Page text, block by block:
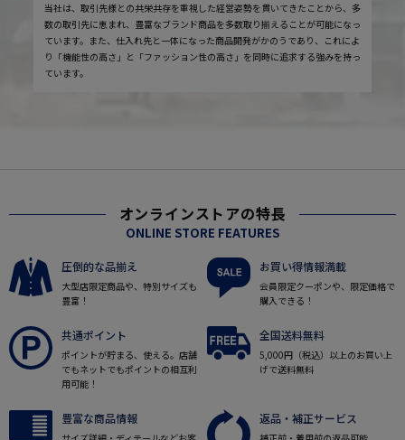
当社は、取引先様との共栄共存を重視した経営姿勢を貫いてきたことから、多
数の取引先に恵まれ、豊富なブランド商品を多数取り揃えることが可能になっ
ています。また、仕入れ先と一体になった商品開発がかのうであり、これによ
り「機能性の高さ」と「ファッション性の高さ」を同時に追求する強みを持っ
ています。
オンラインストアの特長
ONLINE STORE FEATURES
圧倒的な品揃え
大型店限定商品や、特別サイズも
豊富！
お買い得情報満載
会員限定クーポンや、限定価格で
購入できる！
共通ポイント
ポイントが貯まる、使える。店舗
でもネットでもポイントの相互利
用可能！
全国送料無料
5,000円（税込）以上のお買い上
げで送料無料
豊富な商品情報 返品・補正サービス